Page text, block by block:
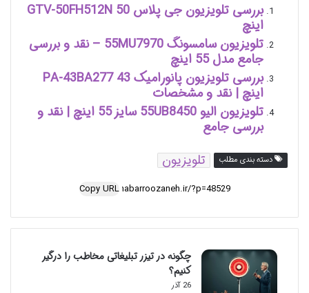
بررسی تلویزیون جی پلاس GTV-50FH512N 50
اینچ
تلویزیون سامسونگ 55MU7970 – نقد و بررسی
جامع مدل 55 اینچ
بررسی تلویزیون پانورامیک PA-43BA277 43
اینچ | نقد و مشخصات
تلویزیون الیو 55UB8450 سایز 55 اینچ | نقد و
بررسی جامع
دسته بندی مطلب تلویزیون
Copy URL
چگونه در تیزر تبلیغاتی مخاطب را درگیر
کنیم؟
26 آذر